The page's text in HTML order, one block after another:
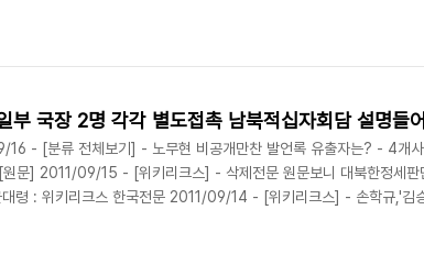
06/08 - [한미조약] - 용산기지 이전협정 한미양국 서명 원본서류
'경고도 2011/09/29 - [분류 전체..
16 - [분류 전체보기] - 노무현 비공개만찬 발언록 유출자는? - 4개
원문] 2011/09/15 - [위키리크스] - 삭제전문 원문보니 대북한정세판
대령 : 위키리크스 한국전문 2011/09/14 - [위키리크스] - 손학규,'김
타워 주인은 1990년 설립된 다성양행 - 21년전부터 몰래 오퍼상'부